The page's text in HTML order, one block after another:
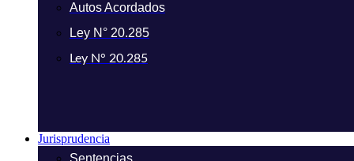
Autos Acordados
Ley N° 20.285
Ley N° 20.285
Jurisprudencia
Sentencias